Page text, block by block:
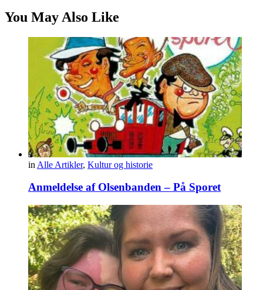
You May Also Like
in Alle Artikler, Kultur og historie
Anmeldelse af Olsenbanden – På Sporet